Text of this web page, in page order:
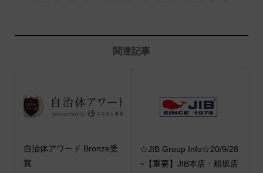
関連記事
自治体アワード Bronze受
賞
☆JIB Group Info☆20/9/28
~【重要】JIB本店・船坂店